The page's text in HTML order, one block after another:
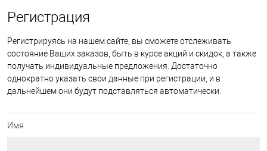
Регистрация
Регистрируясь на нашем сайте, вы сможете отслеживать
состояние Ваших заказов, быть в курсе акций и скидок, а также
получать индивидуальные предложения. Достаточно
однократно указать свои данные при регистрации, и в
дальнейшем они будут подставляться автоматически.
Имя